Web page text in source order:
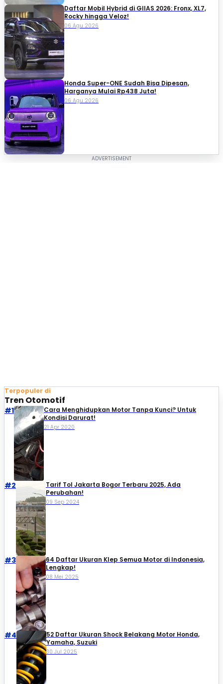
Daftar Mobil Hybrid di GIIAS 2026: Fronx, XL7,
Rocky hingga Veloz!
06 Agu 2026
Honda Super-ONE Sudah Bisa Dipesan,
Harganya Mulai Rp438 Juta!
06 Agu 2026
Terpopuler di
Tren Otomotif
#1
Cara Menghidupkan Motor Tanpa Kunci? Untuk
Kondisi Darurat!
21 Apr 2020
#2
Tarif Tol Jakarta Bogor Terbaru 2025, Ada
Perubahan!
09 Sep 2024
#3
64 Daftar Ukuran Klep Semua Motor di Indonesia,
Lengkap!
08 Mei 2025
#4
52 Daftar Ukuran Shock Belakang Motor Honda,
Yamaha, Suzuki​
30 Jul 2025